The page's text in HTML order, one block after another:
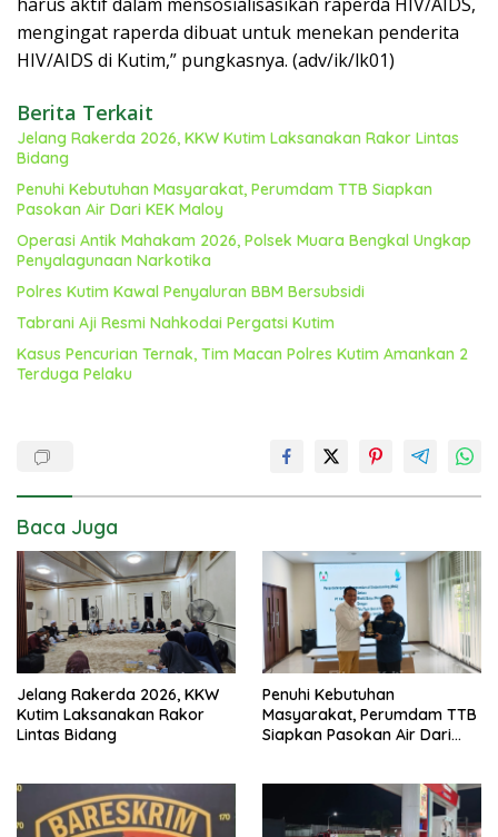
mengingat raperda dibuat untuk menekan penderita
HIV/AIDS di Kutim,” pungkasnya. (adv/ik/lk01)
Berita Terkait
Jelang Rakerda 2026, KKW Kutim Laksanakan Rakor Lintas
Bidang
Penuhi Kebutuhan Masyarakat, Perumdam TTB Siapkan
Pasokan Air Dari KEK Maloy
Operasi Antik Mahakam 2026, Polsek Muara Bengkal Ungkap
Penyalagunaan Narkotika
Polres Kutim Kawal Penyaluran BBM Bersubsidi
Tabrani Aji Resmi Nahkodai Pergatsi Kutim
Kasus Pencurian Ternak, Tim Macan Polres Kutim Amankan 2
Terduga Pelaku
Baca Juga
Jelang Rakerda 2026, KKW
Kutim Laksanakan Rakor
Lintas Bidang
Penuhi Kebutuhan
Masyarakat, Perumdam TTB
Siapkan Pasokan Air Dari